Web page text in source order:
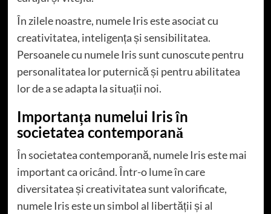
În zilele noastre, numele Iris este asociat cu
creativitatea, inteligența și sensibilitatea.
Persoanele cu numele Iris sunt cunoscute pentru
personalitatea lor puternică și pentru abilitatea
lor de a se adapta la situații noi.
Importanța numelui Iris în
societatea contemporană
În societatea contemporană, numele Iris este mai
important ca oricând. Într-o lume în care
diversitatea și creativitatea sunt valorificate,
numele Iris este un simbol al libertății și al